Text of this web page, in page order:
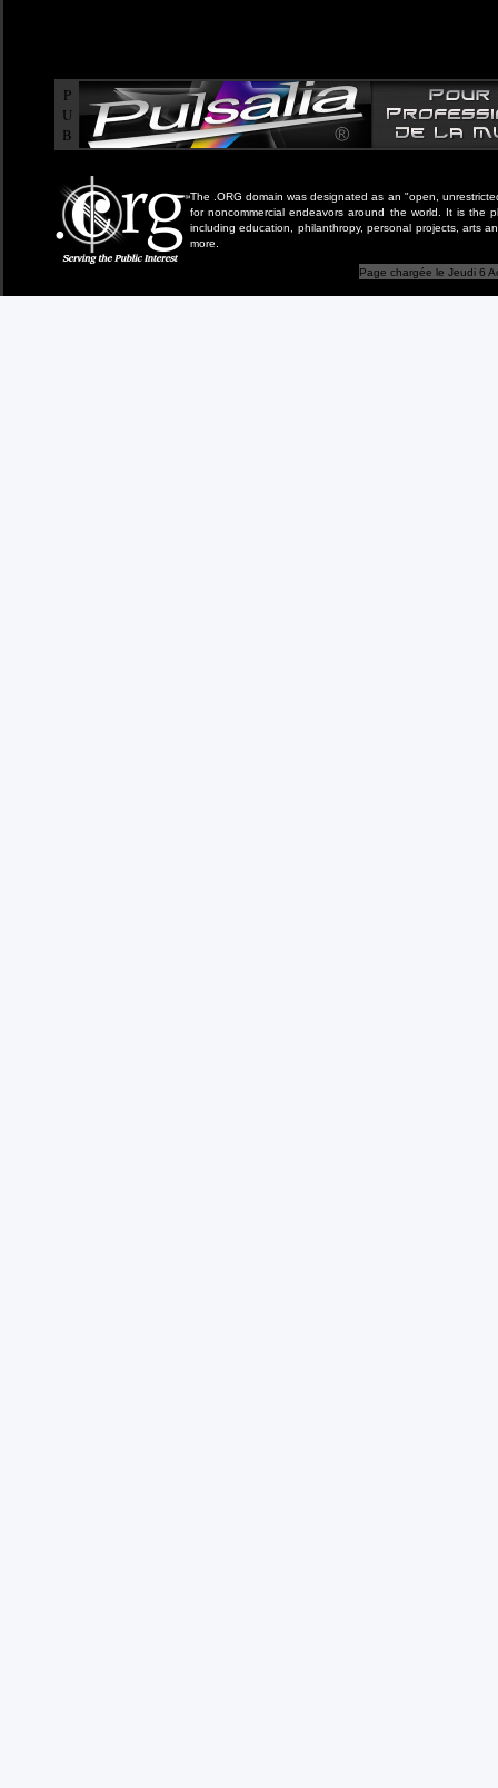
P
U
B
The .ORG domain was designated as an "open,
for noncommercial endeavors around the world. It is the
including education, philanthropy, personal projects, arts
more.
Page chargée le Jeudi 6